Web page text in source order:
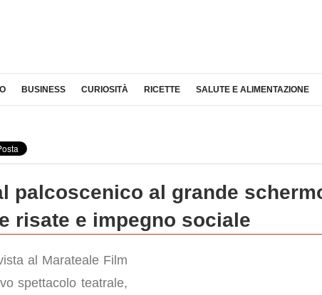
BUSINESS CURIOSITÀ RICETTE SALUTE E ALIMENTAZIONE
palcoscenico al grande
risate e impegno sociale
al Marateale Film
spettacolo teatrale,